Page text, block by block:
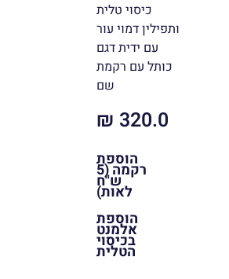
כיסוי טלית
ותפילין דמוי עור
עם ידית דגם
כותל עם רקמת
שם
₪ 320.0
הוספת
רקמה (5
ש"ח
לאות)
הוספת
אלמנט
בכיסוי
הטלית